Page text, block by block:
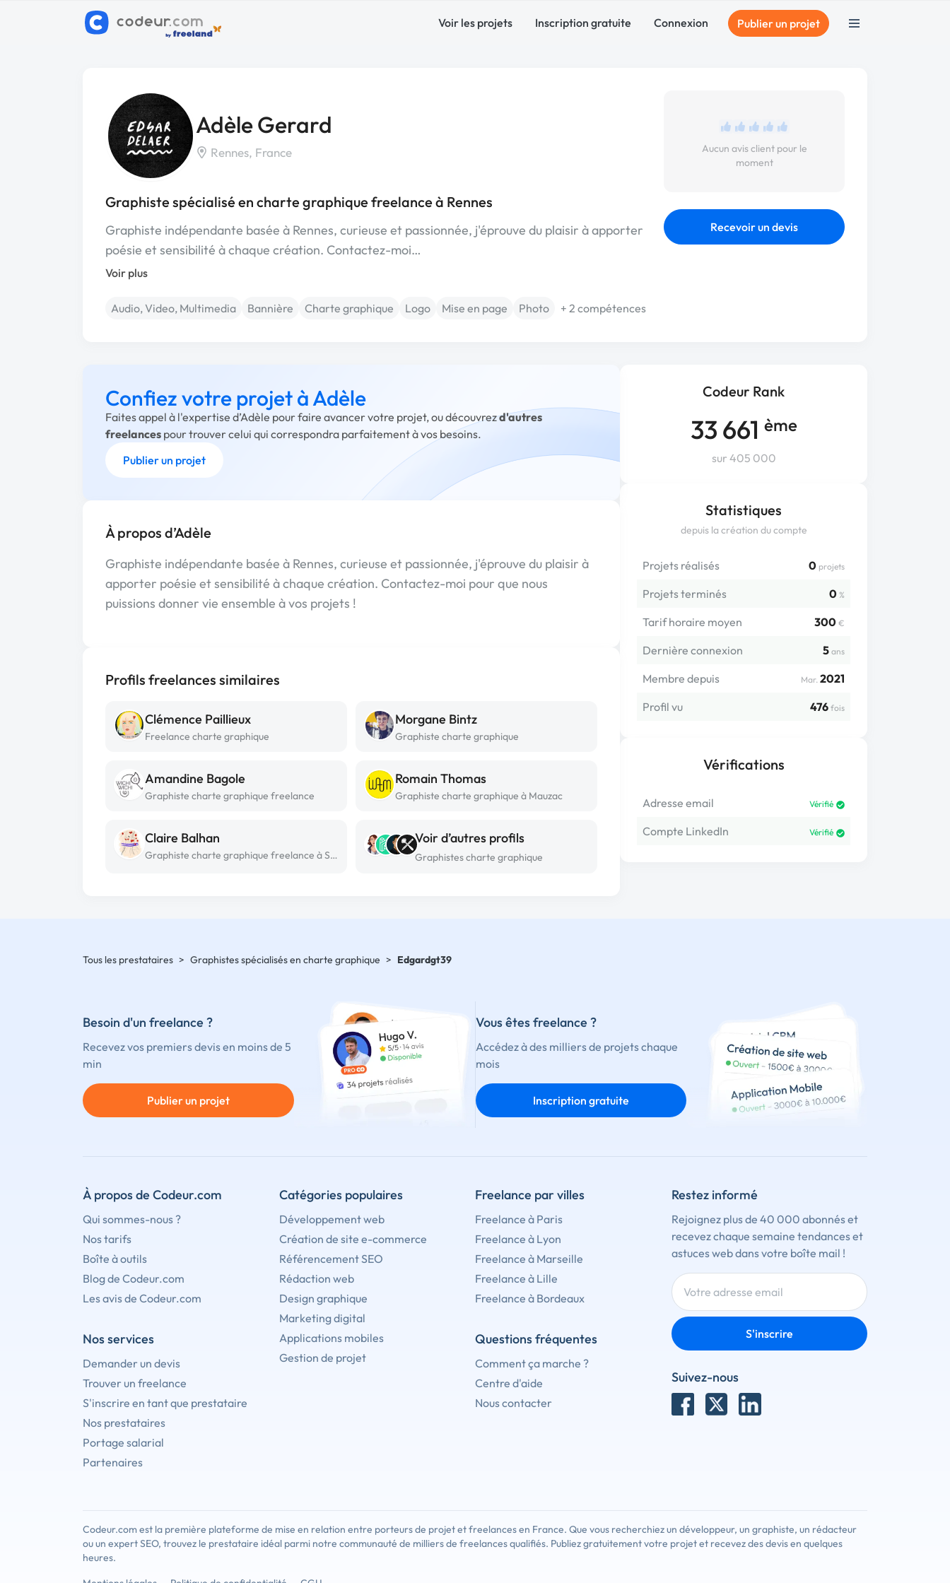
Voir les projets Inscription gratuite Connexion Publier un projet
Adèle Gerard
Rennes, France
Graphiste spécialisé en charte graphique freelance à Rennes
Graphiste indépendante basée à Rennes, curieuse et passionnée, j'éprouve du plaisir à apporter
poésie et sensibilité à chaque création. Contactez-moi…
Voir plus
Audio, Video, Multimedia Bannière Charte graphique Logo Mise en page Photo + 2 compétences
Aucun avis client pour le
moment
Recevoir un devis
Codeur Rank
33 661 ème
sur 405 000
Statistiques
depuis la création du compte
Projets réalisés 0 projets
Projets terminés 0 %
Tarif horaire moyen 300 €
Dernière connexion 5 ans
Membre depuis Mar. 2021
Profil vu
476 fois
Vérifications
Adresse email Vérifié
Compte LinkedIn Vérifié
Confiez votre projet à Adèle
Faites appel à l'expertise d’Adèle pour faire avancer votre projet, ou découvrezd'autres
freelances pour trouver celui qui correspondra parfaitement à vos besoins.
Publier un projet
À propos d’Adèle
Graphiste indépendante basée à Rennes, curieuse et passionnée, j'éprouve du plaisir à
apporter poésie et sensibilité à chaque création. Contactez-moi pour que nous
puissions donner vie ensemble à vos projets !
Profils freelances similaires
Clémence Paillieux
Freelance charte graphique
Morgane Bintz
Graphiste charte graphique
Amandine Bagole
Graphiste charte graphique freelance
Romain Thomas
Graphiste charte graphique à Mauzac
Claire Balhan
Graphiste charte graphique freelance à Saint raphael
Voir d’autres profils
Graphistes charte graphique
Tous les prestataires > Graphistes spécialisés en charte graphique > Edgardgt39
Besoin d'un freelance ?
Recevez vos premiers devis en moins de 5
min
Publier un projet
Vous êtes freelance ?
Accédez à des milliers de projets chaque
mois
Inscription gratuite
À propos de Codeur.com
Qui sommes-nous ?
Nos tarifs
Boîte à outils
Blog de Codeur.com
Les avis de Codeur.com
Nos services
Demander un devis
Trouver un freelance
S'inscrire en tant que prestataire
Nos prestataires
Portage salarial
Partenaires
Catégories populaires
Développement web
Création de site e-commerce
Référencement SEO
Rédaction web
Design graphique
Marketing digital
Applications mobiles
Gestion de projet
Freelance par villes
Freelance à Paris
Freelance à Lyon
Freelance à Marseille
Freelance à Lille
Freelance à Bordeaux
Questions fréquentes
Comment ça marche ?
Centre d'aide
Nous contacter
Restez informé
Rejoignez plus de 40 000 abonnés et
recevez chaque semaine tendances et
astuces web dans votre boîte mail !
S'inscrire
Suivez-nous
Codeur.com est la première plateforme de mise en relation entre porteurs de projet et freelances en France. Que vous recherchiez un développeur, un graphiste, un rédacteur
ou un expert SEO, trouvez le prestataire idéal parmi notre communauté de milliers de freelances qualifiés. Publiez gratuitement votre projet et recevez des devis en quelques
heures.